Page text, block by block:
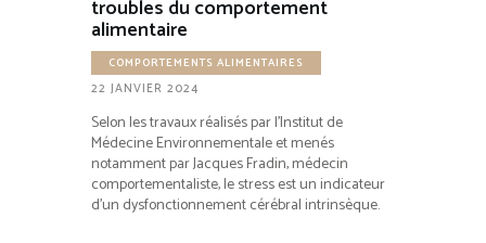
troubles du comportement
alimentaire
COMPORTEMENTS ALIMENTAIRES
22 JANVIER 2024
Selon les travaux réalisés par l’Institut de
Médecine Environnementale et menés
notamment par Jacques Fradin, médecin
comportementaliste, le stress est un indicateur
d’un dysfonctionnement cérébral intrinsèque.